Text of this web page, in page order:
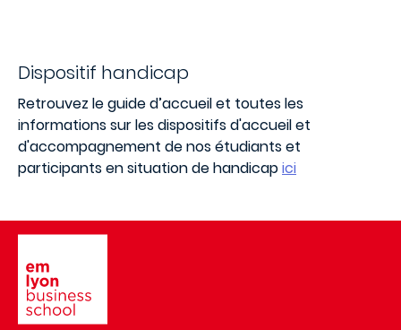
Dispositif handicap
Retrouvez le guide d’accueil et toutes les
informations sur les dispositifs d'accueil et
d'accompagnement de nos étudiants et
participants en situation de handicapici